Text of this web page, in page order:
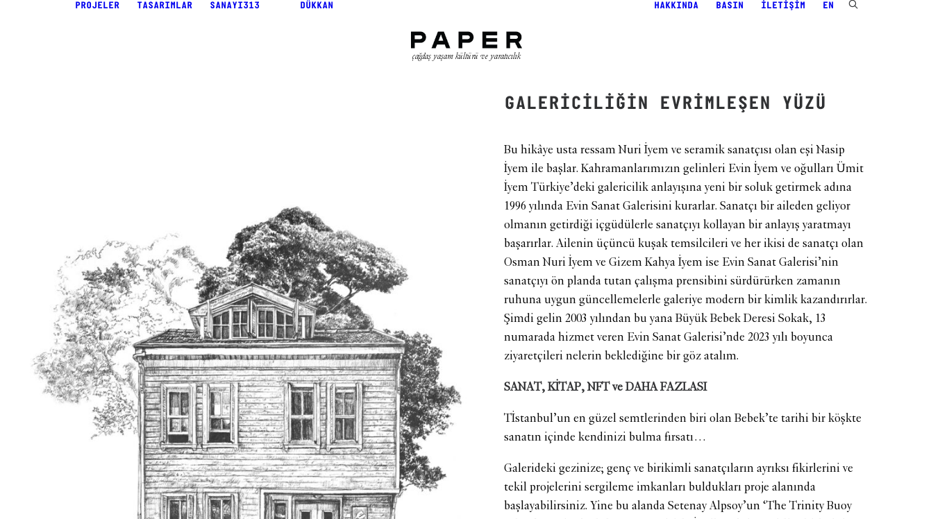
PROJELER TASARIMLAR SANAYI313 DÜKKAN
çağdaş yaşam kültürü ve yaratıcılık
HAKKINDA BASIN İLETIŞIM EN
GALERİCİLİĞİN EVRİMLEŞEN YÜZÜ
Bu hikâye usta ressam Nuri İyem ve seramik sanatçısı olan eşi Nasip
İyem ile başlar. Kahramanlarımızın gelinleri Evin İyem ve oğulları Ümit
İyem Türkiye’deki galericilik anlayışına yeni bir soluk getirmek adına
1996 yılında Evin Sanat Galerisini kurarlar. Sanatçı bir aileden geliyor
olmanın getirdiği içgüdülerle sanatçıyı kollayan bir anlayış yaratmayı
başarırlar. Ailenin üçüncü kuşak temsilcileri ve her ikisi de sanatçı olan
Osman Nuri İyem ve Gizem Kahya İyem ise Evin Sanat Galerisi’nin
sanatçıyı ön planda tutan çalışma prensibini sürdürürken zamanın
ruhuna uygun güncellemelerle galeriye modern bir kimlik kazandırırlar.
Şimdi gelin 2003 yılından bu yana Büyük Bebek Deresi Sokak, 13
numarada hizmet veren Evin Sanat Galerisi’nde 2023 yılı boyunca
ziyaretçileri nelerin beklediğine bir göz atalım.
SANAT, KİTAP, NFT ve DAHA FAZLASI
Tİstanbul’un en güzel semtlerinden biri olan Bebek’te tarihi bir köşkte
sanatın içinde kendinizi bulma fırsatı…
Galerideki gezinize; genç ve birikimli sanatçıların ayrıksı fikirlerini ve
tekil projelerini sergileme imkanları buldukları proje alanında
başlayabilirsiniz. Yine bu alanda Setenay Alpsoy’un ‘The Trinity Buoy